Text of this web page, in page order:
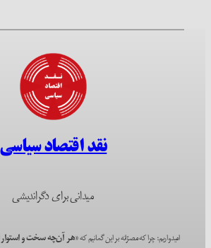
نقد اقتصاد سیاسی
میدانی برای دگراندیشی
امیدواریم؛ چرا که مصرّانه بر این گمانیم که«هر آن‌چه سخت و استوار